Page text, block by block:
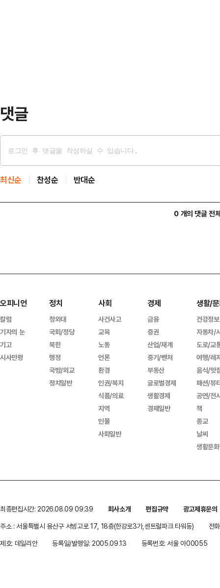
댓글
최신순 찬성순 반대순
0 개의 댓글 전
오피니언
칼럼
기자의 눈
기고
시사만평
정치
청와대
국회/정당
북한
행정
국방/외교
정치일반
사회
사건사고
교육
노동
언론
환경
인권/복지
식품/의료
지역
인물
사회일반
경제
금융
증권
산업/재계
중기/벤처
부동산
글로벌경제
생활경제
경제일반
생활/
건강정보
자동차/
도로/교
여행/레
음식/맛
패션/뷰
공연/전
책
종교
날씨
생활문
최종편집시간: 2026.08.09 09:39 회사소개 편집규약
광고제휴문의
주소 : 서울특별시 용산구 서빙고로 17, 18층(한강로3가,센트럴파크 타워동)
전
제호: 데일리안
등록일/발행일: 2005.09.13 등록번호: 서울 아00055